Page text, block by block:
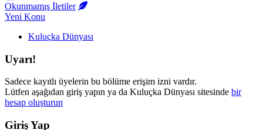
Okunmamış İletiler
Yeni Konu
Kuluçka Dünyası
Uyarı!
Sadece kayıtlı üyelerin bu bölüme erişim izni vardır.
Lütfen aşağıdan giriş yapın ya da Kuluçka Dünyası sitesinde bir
hesap oluşturun
Giriş Yap